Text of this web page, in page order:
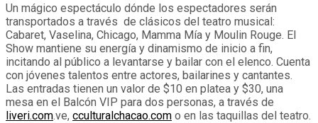
Un mágico espectáculo dónde los espectadores serán
transportados a través de clásicos del teatro musical:
Cabaret, Vaselina, Chicago, Mamma Mía y Moulin Rouge. El
Show mantiene su energía y dinamismo de inicio a fin,
incitando al público a levantarse y bailar con el elenco. Cuenta
con jóvenes talentos entre actores, bailarines y cantantes.
Las entradas tienen un valor de $10 en platea y $30, una
mesa en el Balcón VIP para dos personas, a través de
liveri.com.ve, cculturalchacao.com o en las taquillas del teatro.